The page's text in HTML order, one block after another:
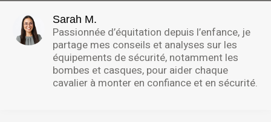
Sarah M.
Passionnée d’équitation depuis l’enfance, je
partage mes conseils et analyses sur les
équipements de sécurité, notamment les
bombes et casques, pour aider chaque
cavalier à monter en confiance et en sécurité.